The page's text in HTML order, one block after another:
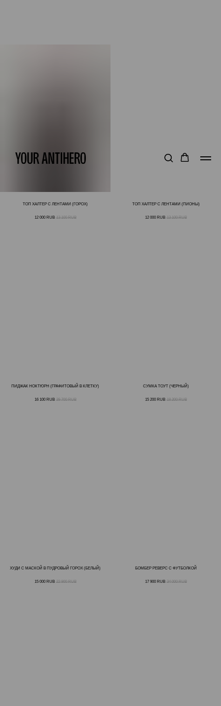
ТОП ХАЛТЕР С ЛЕНТАМИ (ГОРОХ)
12 000 RUB 13 100 RUB
ТОП ХАЛТЕР С ЛЕНТАМИ (ПИОНЫ)
12 000 RUB 13 100 RUB
ПИДЖАК НОКТЮРН (ГРАФИТОВЫЙ В КЛЕТКУ)
16 100 RUB 39 700 RUB
СУМКА ТОУТ (ЧЕРНЫЙ)
15 200 RUB 18 200 RUB
ХУДИ С МАСКОЙ В ПУДРОВЫЙ ГОРОХ (БЕЛЫЙ)
15 000 RUB 22 900 RUB
БОМБЕР РЕВЕРС С ФУТБОЛКОЙ
17 900 RUB 34 000 RUB